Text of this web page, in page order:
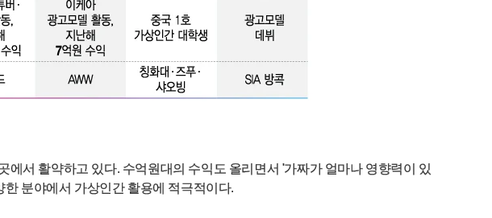
서 활약하고 있다. 수억원대의 수익도 올리면서 '가짜가 얼마나 영향력이 있
분야에서 가상인간 활용에 적극적이다.